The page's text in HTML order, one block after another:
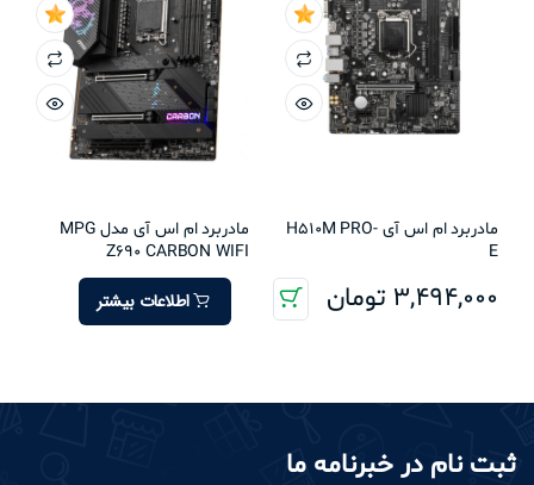
مادربرد ام اس آی H510M PRO-
E
3,494,000 تومان
مادربرد ام اس آی مدل MPG
Z690 CARBON WIFI
اطلاعات بیشتر
ثبت نام در خبرنامه ما